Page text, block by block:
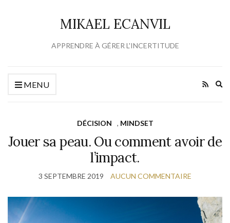
MIKAEL ECANVIL
APPRENDRE À GÉRER L'INCERTITUDE
MENU
DÉCISION , MINDSET
Jouer sa peau. Ou comment avoir de
l’impact.
3 SEPTEMBRE 2019 AUCUN COMMENTAIRE